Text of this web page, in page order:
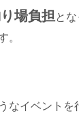
場負担 と
。
なイベントを